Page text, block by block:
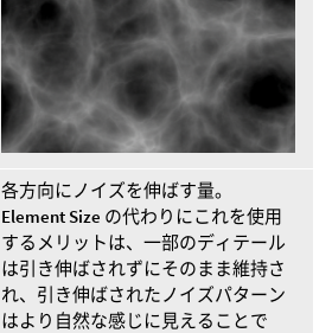
各方向にノイズを伸ばす量。
Element Size の代わりにこれを使用
するメリットは、一部のディテール
は引き伸ばされずにそのまま維持さ
れ、引き伸ばされたノイズパターン
はより自然な感じに見えることで